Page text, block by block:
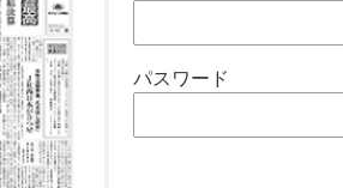
パスワード